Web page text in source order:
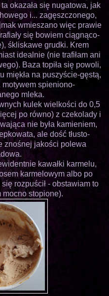
okazała się nugatowa, jak
i... zagęszczonego,
wmieszano więc prawie
się bowiem ciągnąco-
śkliskawe grudki. Krem
idealnie (nie trafiłam ani
Baza topiła się powoli,
miękła na puszyście-gęstą,
spieniono-
mleka.
kulek wielkości do 0,5
po równo) z czekolady i
nie była kamieniem,
ale dość tłusto-
znośnej jakości polewa
kawałki karmelu,
karmelowym albo po
rozpuścił - obstawiam to
stopione).